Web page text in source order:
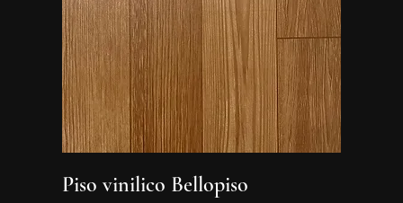
Piso vinilico Bellopiso